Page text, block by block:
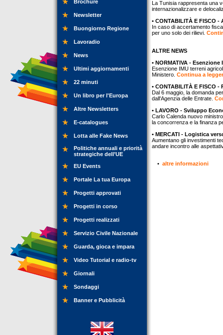
Brochure
Newsletter
Buongiorno Regione
Lavoradio
News
Ultimi aggiornamenti
22 minuti
Un libro per l'Europa
Altre Newsletters
E-catalogues
Lotta alle Fake News
Politiche annuali e priorità
strategiche dell’UE
EU Events
Portale La tua Europa
Progetti approvati
Progetti in corso
Progetti realizzati
Servizio Civile Nazionale
Guarda, gioca e impara
Video Tutorial e radio-tv
Giornali
Sondaggi
Banner e Pubblicità
La Tunisia rappresenta una
internazionalizzare e
• CONTABILITÀ E FISCO
In caso di accertamento
per uno solo dei rilievi.
ALTRE NEWS
• NORMATIVA -
Esenzione IMU terreni
Ministero. Continua a
• CONTABILITÀ E FISCO
Dal 6 maggio, la domanda
dall'Agenzia delle Entrate.
• LAVORO - Sviluppo
Carlo Calenda nuovo
la concorrenza e la finanza
• MERCATI - Logistica
Aumentano gli investimenti
andare incontro alle
• altre informazioni